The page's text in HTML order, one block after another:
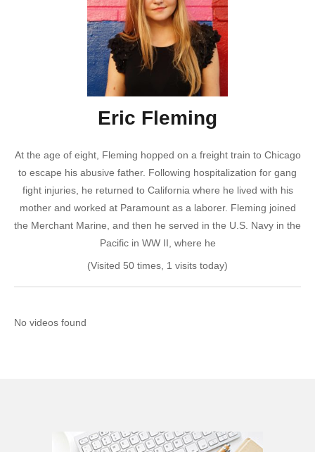
Eric Fleming
At the age of eight, Fleming hopped on a freight train to Chicago
to escape his abusive father. Following hospitalization for gang
fight injuries, he returned to California where he lived with his
mother and worked at Paramount as a laborer. Fleming joined
the Merchant Marine, and then he served in the U.S. Navy in the
Pacific in WW II, where he
(Visited 50 times, 1 visits today)
No videos found